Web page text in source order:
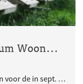
Buurtfeest 10-jarig jubileum Woongemeenschap Eikpunt
Enkele bijenkorven met bijenvolkeren voor de in sept. 2026 jubilerende Ecologische Woongemeenschap..